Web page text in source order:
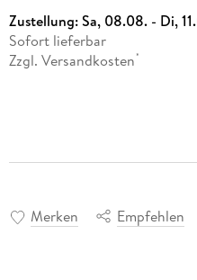
Zustellung:Sa, 08.08. - Di,
Sofort lieferbar
Zzgl. Versandkosten *
Merken Empfehlen